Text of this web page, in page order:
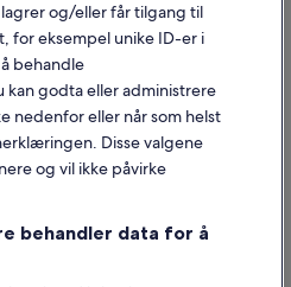
av innhold
for refusjon
og/eller får tilgang til
for eksempel unike ID-er i
behandle
kan godta eller administrere
nedenfor eller når som helst
Disse valgene
og vil ikke påvirke
behandler data for å